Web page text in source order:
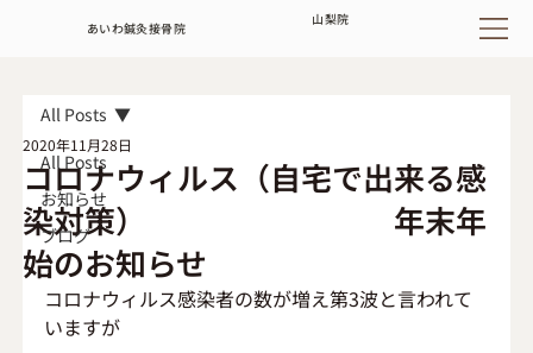
あいわ鍼灸接骨院
山梨院
All Posts
お知らせ
ブログ
All Posts
コロナウィルス（自宅で出来る感
染対策） 年末年
始のお知らせ
2020年11月28日
コロナウィルス感染者の数が増え第3波と言われて
いますが